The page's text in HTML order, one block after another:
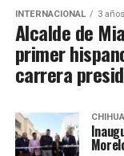
INTERNACIONAL 3
Alcalde de
primer
carrera